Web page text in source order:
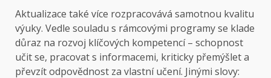
Aktualizace také více rozpracovává samotnou kvalitu
výuky. Vedle souladu s rámcovými programy se klade
důraz na rozvoj klíčových kompetencí – schopnost
učit se, pracovat s informacemi, kriticky přemýšlet a
převzít odpovědnost za vlastní učení. Jinými slovy: